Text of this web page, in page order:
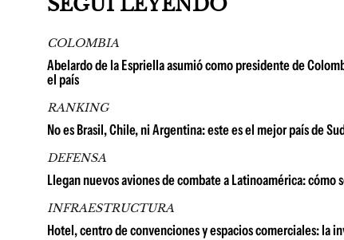
COLOMBIA
Abelardo de la Espriella asumió como presidente de
el país
RANKING
No es Brasil, Chile, ni Argentina: este es el mejor país de
DEFENSA
Llegan nuevos aviones de combate a Latinoamérica: cómo
INFRAESTRUCTURA
Hotel, centro de convenciones y espacios comerciales: la